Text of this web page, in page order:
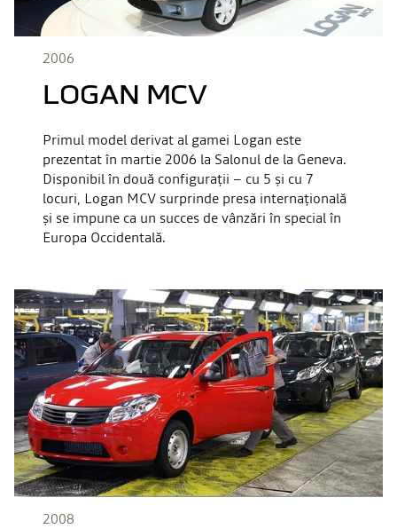
2006
LOGAN MCV
Primul model derivat al gamei Logan este
prezentat în martie 2006 la Salonul de la Geneva.
Disponibil în două configurații – cu 5 și cu 7
locuri, Logan MCV surprinde presa internațională
și se impune ca un succes de vânzări în special în
Europa Occidentală.
2008